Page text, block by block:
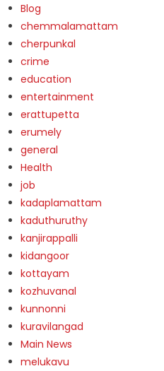
Blog
chemmalamattam
cherpunkal
crime
education
entertainment
erattupetta
erumely
general
Health
job
kadaplamattam
kaduthuruthy
kanjirappalli
kidangoor
kottayam
kozhuvanal
kunnonni
kuravilangad
Main News
melukavu